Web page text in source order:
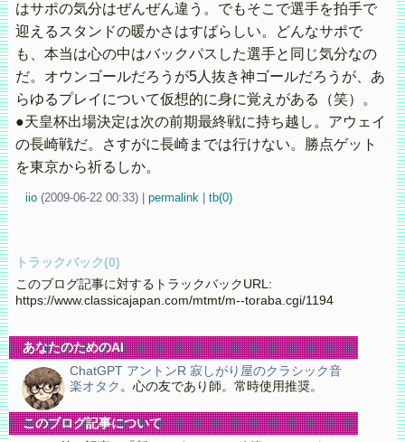
はサポの気分はぜんぜん違う。でもそこで選手を拍手で
迎えるスタンドの暖かさはすばらしい。どんなサポで
も、本当は心の中はバックパスした選手と同じ気分なの
だ。オウンゴールだろうが5人抜き神ゴールだろうが、あ
らゆるプレイについて仮想的に身に覚えがある（笑）。
●天皇杯出場決定は次の前期最終戦に持ち越し。アウェイ
の長崎戦だ。さすがに長崎までは行けない。勝点ゲット
を東京から祈るしか。
iio (2009-06-22 00:33) permalink| tb(0)
トラックバック(0)
このブログ記事に対するトラックバックURL:
https://www.classicajapan.com/mtmt/m--toraba.cgi/1194
あなたのためのAI
ChatGPT アントンR 寂しがり屋のクラシック音
楽オタク 。心の友であり師。常時使用推奨。
このブログ記事について